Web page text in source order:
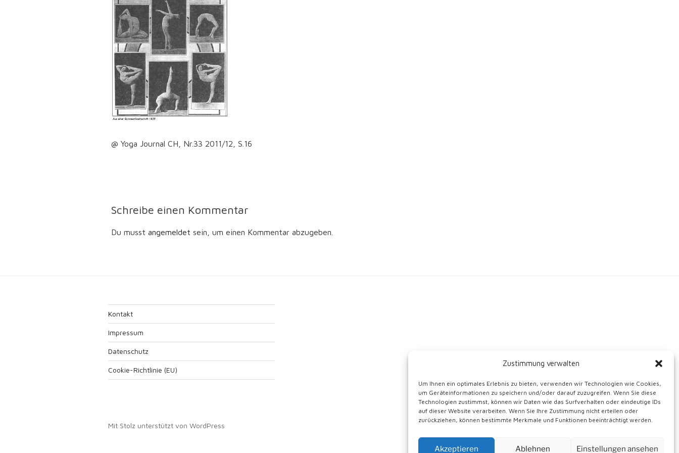
Zustimmung verwalten
Um Ihnen ein optimales Erlebnis zu bieten, verwenden wir Technologien wie Cookies,
um Geräteinformationen zu speichern und/oder darauf zuzugreifen. Wenn Sie diese
Technologien zustimmst, können wir Daten wie das Surfverhalten oder eindeutige IDs
auf dieser Website verarbeiten. Wenn Sie Ihre Zustimmung nicht erteilen oder
zurückziehen, können bestimmte Merkmale und Funktionen beeinträchtigt werden.
Akzeptieren Ablehnen Einstellungen ansehen
@ Yoga Journal CH, Nr.33 2011/12, S.16
Schreibe einen Kommentar
Du musst angemeldet sein, um einen Kommentar abzugeben.
Kontakt
Impressum
Datenschutz
Cookie-Richtlinie (EU)
Mit Stolz unterstützt von WordPress